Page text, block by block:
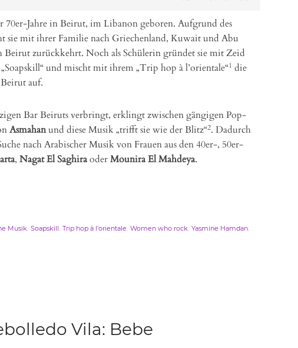
70er-Jahre in Beirut, im Libanon geboren. Aufgrund des
sie mit ihrer Familie nach Griechenland, Kuwait und Abu
Beirut zurückkehrt. Noch als Schülerin gründet sie mit Zeid
und mischt mit ihrem „Trip hop à l’orientale“1 die
auf.
Bar Beiruts verbringt, erklingt zwischen gängigen Pop-
Asmahanund diese Musik „trifft sie wie der Blitz“2. Dadurch
nach Arabischer Musik von Frauen aus den 40er-, 50er-
, Nagat El SaghiraoderMounira El Mahdeya.
Musik, Soapskill, Trip hop à l'orientale, Women who rock, Yasmine Hamdan,
Vila: Bebe